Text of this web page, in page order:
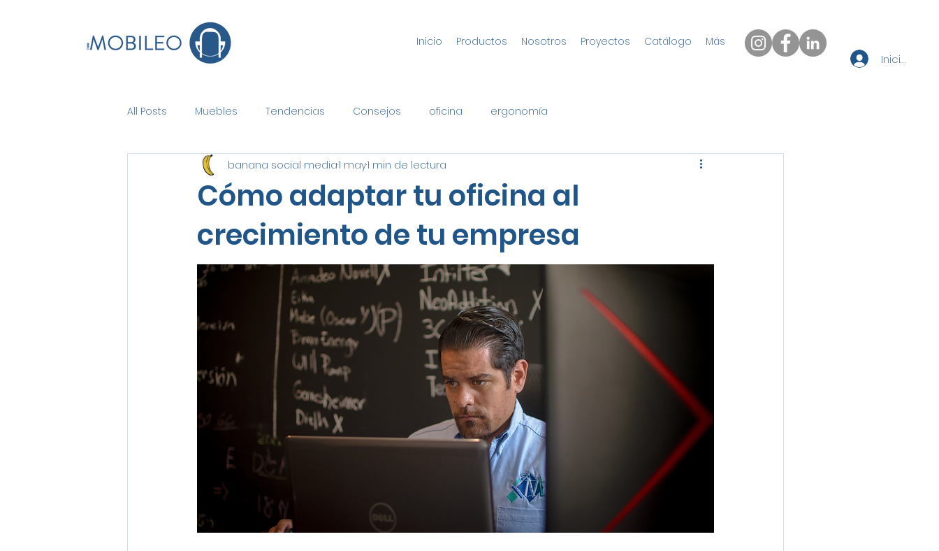
Inicio Productos Nosotros Proyectos Catálogo Más
Iniciar
All Posts Muebles Tendencias Consejos oficina ergonomía
Cómo adaptar tu oficina al
crecimiento de tu empresa
banana social media1 may1 min de lectura